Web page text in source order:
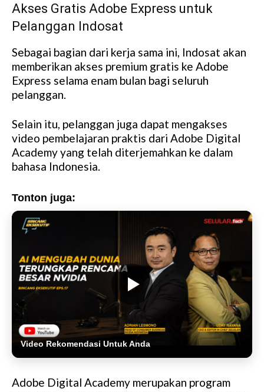
Akses Gratis Adobe Express untuk
Pelanggan Indosat
Sebagai bagian dari kerja sama ini, Indosat akan
memberikan akses premium gratis ke Adobe
Express selama enam bulan bagi seluruh
pelanggan.
Selain itu, pelanggan juga dapat mengakses
video pembelajaran praktis dari Adobe Digital
Academy yang telah diterjemahkan ke dalam
bahasa Indonesia.
Tonton juga:
Video Rekomendasi Untuk Anda
Adobe Digital Academy merupakan program